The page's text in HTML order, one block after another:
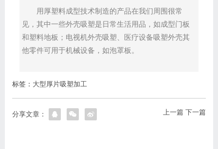
用厚塑料成型技术制造的产品在我们周围很常
见，其中一些外壳吸塑是日常生活用品，如成型门板
和塑料地板；电视机外壳吸塑、医疗设备吸塑外壳其
他零件可用于机械设备，如泡罩板。
标签： 大型厚片吸塑加工
上一篇 下一篇
分享文章：